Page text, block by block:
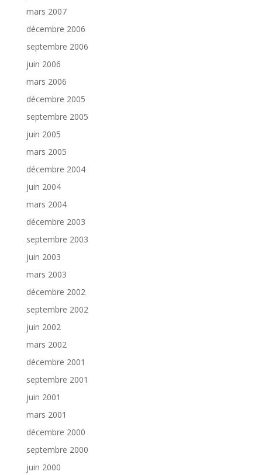
mars 2007
décembre 2006
septembre 2006
juin 2006
mars 2006
décembre 2005
septembre 2005
juin 2005
mars 2005
décembre 2004
juin 2004
mars 2004
décembre 2003
septembre 2003
juin 2003
mars 2003
décembre 2002
septembre 2002
juin 2002
mars 2002
décembre 2001
septembre 2001
juin 2001
mars 2001
décembre 2000
septembre 2000
juin 2000